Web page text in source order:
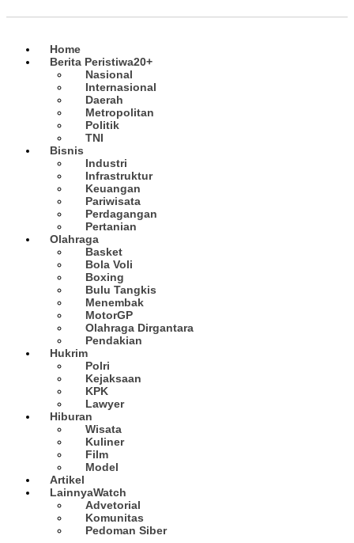
Home
Berita Peristiwa20+
Nasional
Internasional
Daerah
Metropolitan
Politik
TNI
Bisnis
Industri
Infrastruktur
Keuangan
Pariwisata
Perdagangan
Pertanian
Olahraga
Basket
Bola Voli
Boxing
Bulu Tangkis
Menembak
MotorGP
Olahraga Dirgantara
Pendakian
Hukrim
Polri
Kejaksaan
KPK
Lawyer
Hiburan
Wisata
Kuliner
Film
Model
Artikel
LainnyaWatch
Advetorial
Komunitas
Pedoman Siber